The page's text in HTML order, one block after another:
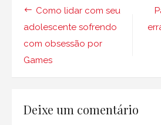
plástico
fazem
à
Navegação
de
Post
Como lidar com seu
adolescente sofrendo
com obsessão por
Games
Deixe um comentário